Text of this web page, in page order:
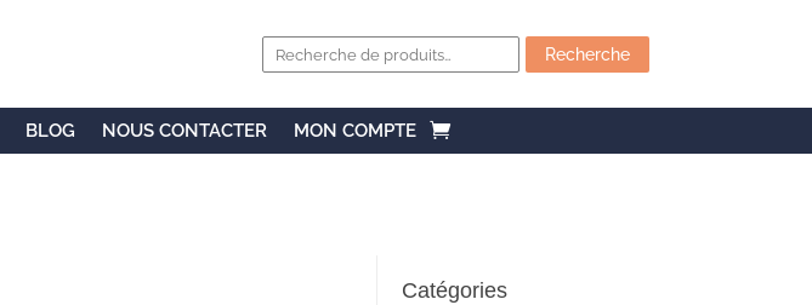
pour :
Recherche
BLOG NOUS CONTACTER MON COMPTE
Catégories